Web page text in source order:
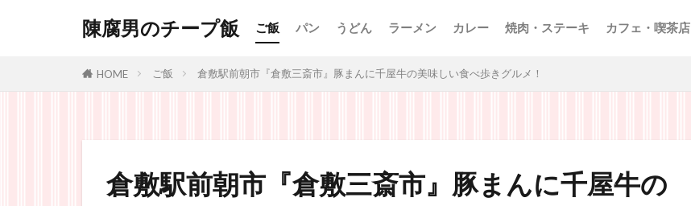
陳腐男のチープ飯 ご飯 パン うどん ラーメン カレー 焼肉・ステーキ カフェ・喫茶店
HOME ご飯 倉敷駅前朝市『倉敷三斎市』豚まんに千屋牛の美味しい食べ歩きグルメ！
倉敷駅前朝市『倉敷三斎市』豚まんに千屋牛の